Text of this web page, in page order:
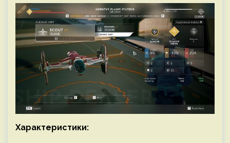
Характеристики: